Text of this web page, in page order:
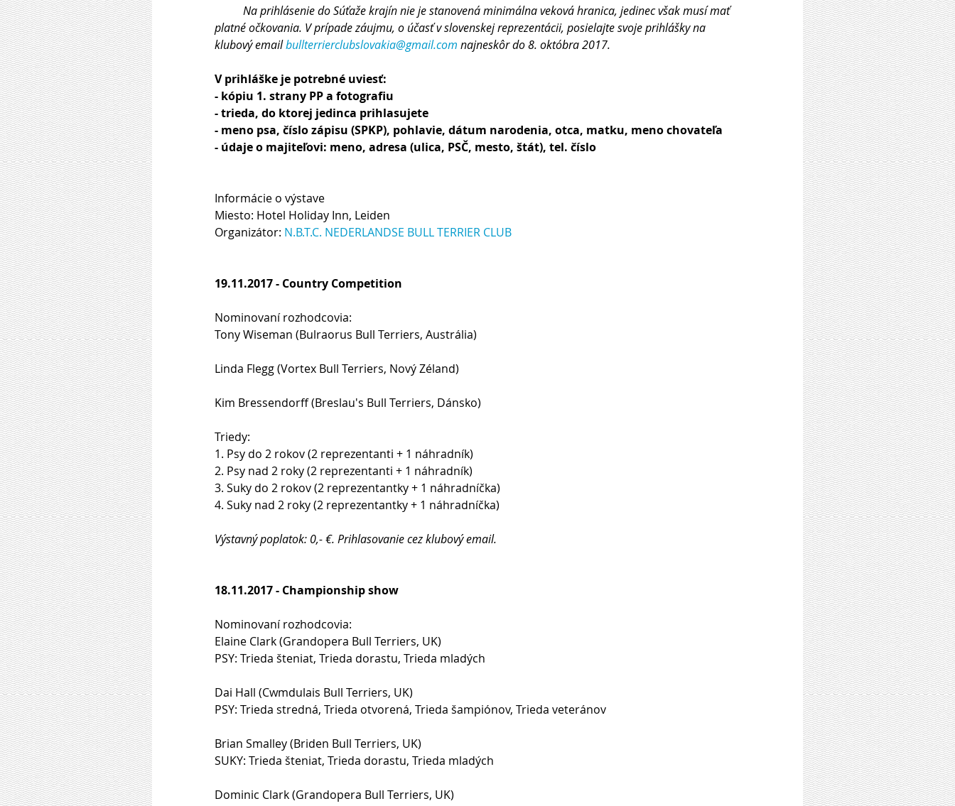
platné očkovania. V prípade záujmu, o účasť v slovenskej reprezentácii, posielajte svoje prihlášky na
klubový email bullterrierclubslovakia@gmail.com najneskôr do 8. októbra 2017.
V prihláške je potrebné uviesť:
- kópiu 1. strany PP a fotografiu
- trieda, do ktorej jedinca prihlasujete
- meno psa, číslo zápisu (SPKP), pohlavie, dátum narodenia, otca, matku, meno chovateľa
- údaje o majiteľovi: meno, adresa (ulica, PSČ, mesto, štát), tel. číslo
Informácie o výstave
Miesto: Hotel Holiday Inn, Leiden
Organizátor: N.B.T.C. NEDERLANDSE BULL TERRIER CLUB
19.11.2017 - Country Competition
Nominovaní rozhodcovia:
Tony Wiseman (Bulraorus Bull Terriers, Austrália)
Linda Flegg (Vortex Bull Terriers, Nový Zéland)
Kim Bressendorff (Breslau's Bull Terriers, Dánsko)
Triedy:
1. Psy do 2 rokov (2 reprezentanti + 1 náhradník)
2. Psy nad 2 roky (2 reprezentanti + 1 náhradník)
3. Suky do 2 rokov (2 reprezentantky + 1 náhradníčka)
4. Suky nad 2 roky (2 reprezentantky + 1 náhradníčka)
Výstavný poplatok: 0,- €. Prihlasovanie cez klubový email.
18.11.2017 - Championship show
Nominovaní rozhodcovia:
Elaine Clark (Grandopera Bull Terriers, UK)
PSY: Trieda šteniat, Trieda dorastu, Trieda mladých
Dai Hall (Cwmdulais Bull Terriers, UK)
PSY: Trieda stredná, Trieda otvorená, Trieda šampiónov, Trieda veteránov
Brian Smalley (Briden Bull Terriers, UK)
SUKY: Trieda šteniat, Trieda dorastu, Trieda mladých
Dominic Clark (Grandopera Bull Terriers, UK)